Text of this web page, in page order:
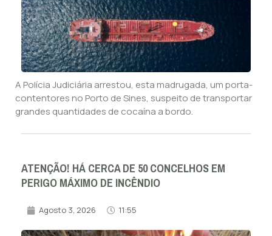
A Polícia Judiciária arrestou, esta madrugada, um porta-
contentores no Porto de Sines, suspeito de transportar
grandes quantidades de cocaína a bordo.
ATENÇÃO! HÁ CERCA DE 50 CONCELHOS EM
PERIGO MÁXIMO DE INCÊNDIO
Agosto 3, 2026 11:55